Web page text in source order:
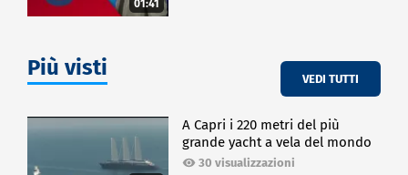
01:41
Più visti VEDI TUTTI
A Capri i 220 metri del più
grande yacht a vela del mondo
30 visualizzazioni